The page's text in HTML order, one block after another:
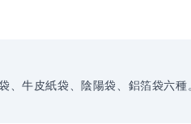
牛皮紙袋、陰陽袋、鋁箔袋六